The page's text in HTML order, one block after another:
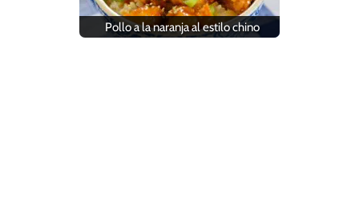
Pollo a la naranja al estilo chino